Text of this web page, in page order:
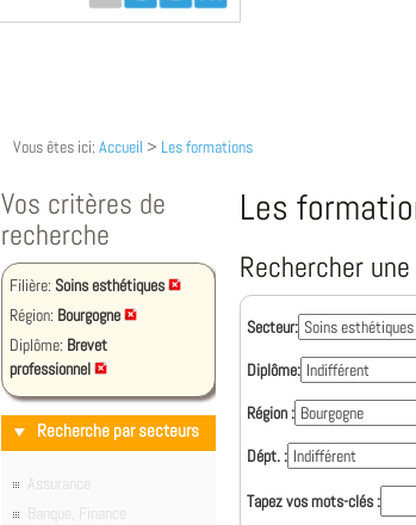
Vous êtes ici: Accueil > Les formations
Vos critères de
recherche
Filière: Soins esthétiques
Région: Bourgogne
Diplôme: Brevet
professionnel
Recherche par secteurs
Assurance
Banque, Finance
Les
Rechercher
Secteur:
Diplôme:
Région :
Dépt. :
Tapez vos mots-clés :